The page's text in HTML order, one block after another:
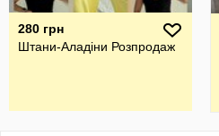
280 грн
Штани-Аладіни Розпродаж